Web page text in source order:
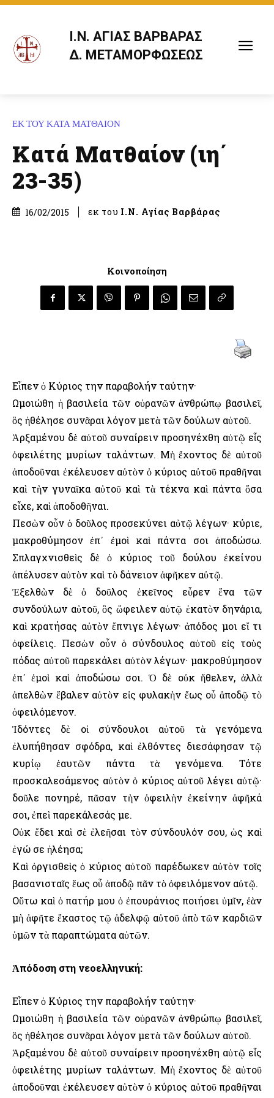
Ι.Ν. ΑΓΙΑΣ ΒΑΡΒΑΡΑΣ
Δ. ΜΕΤΑΜΟΡΦΩΣΕΩΣ
ΕΚ ΤΟΥ ΚΑΤΑ ΜΑΤΘΑΙΟΝ
Κατά Ματθαίον (ιη΄
23-35)
16/02/2015 εκ του Ι.Ν. Αγίας Βαρβάρας
Κοινοποίηση
Εἶπεν ὁ Κύριος την παραβολήν ταύτην·
Ωμοιώθη ἡ βασιλεία τῶν οὐρανῶν ἀνθρώπῳ βασιλεῖ,
ὃς ἠθέλησε συνᾶραι λόγον μετὰ τῶν δούλων αὐτοῦ.
Ἀρξαμένου δὲ αὐτοῦ συναίρειν προσηνέχθη αὐτῷ εἷς
ὀφειλέτης μυρίων ταλάντων. Μὴ ἔχοντος δὲ αὐτοῦ
ἀποδοῦναι ἐκέλευσεν αὐτὸν ὁ κύριος αὐτοῦ πραθῆναι
καὶ τὴν γυναῖκα αὐτοῦ καὶ τὰ τέκνα καὶ πάντα ὅσα
εἶχε, καὶ ἀποδοθῆναι.
Πεσὼν οὖν ὁ δοῦλος προσεκύνει αὐτῷ λέγων· κύριε,
μακροθύμησον ἐπ᾿ ἐμοὶ καὶ πάντα σοι ἀποδώσω.
Σπλαγχνισθεὶς δὲ ὁ κύριος τοῦ δούλου ἐκείνου
ἀπέλυσεν αὐτὸν καὶ τὸ δάνειον ἀφῆκεν αὐτῷ.
Ἐξελθὼν δὲ ὁ δοῦλος ἐκεῖνος εὗρεν ἕνα τῶν
συνδούλων αὐτοῦ, ὃς ὤφειλεν αὐτῷ ἑκατὸν δηνάρια,
καὶ κρατήσας αὐτὸν ἔπνιγε λέγων· ἀπόδος μοι εἴ τι
ὀφείλεις. Πεσὼν οὖν ὁ σύνδουλος αὐτοῦ εἰς τοὺς
πόδας αὐτοῦ παρεκάλει αὐτὸν λέγων· μακροθύμησον
ἐπ᾿ ἐμοὶ καὶ ἀποδώσω σοι. Ὁ δὲ οὐκ ἤθελεν, ἀλλὰ
ἀπελθὼν ἔβαλεν αὐτὸν εἰς φυλακὴν ἕως οὗ ἀποδῷ τὸ
ὀφειλόμενον.
Ἰδόντες δὲ οἱ σύνδουλοι αὐτοῦ τὰ γενόμενα
ἐλυπήθησαν σφόδρα, καὶ ἐλθόντες διεσάφησαν τῷ
κυρίῳ ἑαυτῶν πάντα τὰ γενόμενα. Τότε
προσκαλεσάμενος αὐτὸν ὁ κύριος αὐτοῦ λέγει αὐτῷ·
δοῦλε πονηρέ, πᾶσαν τὴν ὀφειλὴν ἐκείνην ἀφῆκά
σοι, ἐπεὶ παρεκάλεσάς με.
Οὐκ ἔδει καὶ σὲ ἐλεῆσαι τὸν σύνδουλόν σου, ὡς καὶ
ἐγώ σε ἠλέησα;
Καὶ ὀργισθεὶς ὁ κύριος αὐτοῦ παρέδωκεν αὐτὸν τοῖς
βασανισταῖς ἕως οὗ ἀποδῷ πᾶν τὸ ὀφειλόμενον αὐτῷ.
Οὕτω καὶ ὁ πατήρ μου ὁ ἐπουράνιος ποιήσει ὑμῖν, ἐὰν
μὴ ἀφῆτε ἕκαστος τῷ ἀδελφῷ αὐτοῦ ἀπὸ τῶν καρδιῶν
ὑμῶν τὰ παραπτώματα αὐτῶν.
Ἀπόδοση στη νεοελληνική:
Εἶπεν ὁ Κύριος την παραβολήν ταύτην·
Ωμοιώθη ἡ βασιλεία τῶν οὐρανῶν ἀνθρώπῳ βασιλεῖ,
ὃς ἠθέλησε συνᾶραι λόγον μετὰ τῶν δούλων αὐτοῦ.
Ἀρξαμένου δὲ αὐτοῦ συναίρειν προσηνέχθη αὐτῷ εἷς
ὀφειλέτης μυρίων ταλάντων. Μὴ ἔχοντος δὲ αὐτοῦ
ἀποδοῦναι ἐκέλευσεν αὐτὸν ὁ κύριος αὐτοῦ πραθῆναι